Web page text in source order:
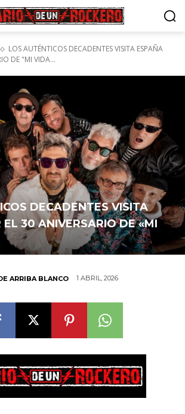
LOS AUTÉNTICOS DECADENTES VISITA ESPAÑA
DE "MI VIDA...
DECADENTES VISITA
EL 30 ANIVERSARIO DE «MI
ARRIBA BLANCO 1 ABRIL, 2026